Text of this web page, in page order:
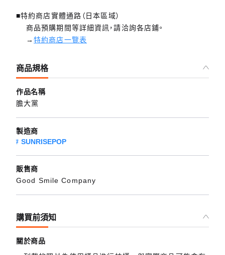
■特約商店實體通路（日本區域）
商品預購期間等詳細資訊，請洽詢各店鋪。
→特約商店一覽表
商品規格
作品名稱
膽大黨
製造商
SUNRISEPOP
販售商
Good Smile Company
購買前須知
關於商品